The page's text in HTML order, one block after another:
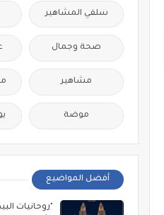
سلفي المشاهير
صحة وجمال
مشاهير
موضة
أفضل المواضيع
"روحانيات